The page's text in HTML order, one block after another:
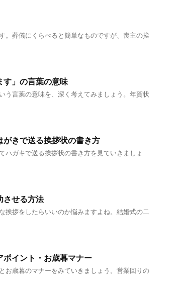
。葬儀にくらべると簡単なものですが、喪主の挨
す」の言葉の意味
う言葉の意味を、深く考えてみましょう。年賀状
きで送る挨拶状の書き方
ハガキで送る挨拶状の書き方を見ていきましょ
させる方法
挨拶をしたらいいのか悩みますよね。結婚式の二
イント・お歳暮マナー
お歳暮のマナーをみていきましょう。営業回りの